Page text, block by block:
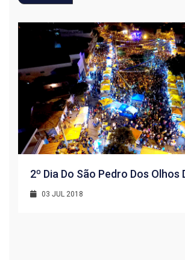
2º Dia Do São Pedro Dos Olhos
03 JUL 2018